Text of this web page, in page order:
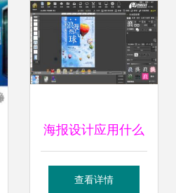
海报设计应用什么
软件
查看详情